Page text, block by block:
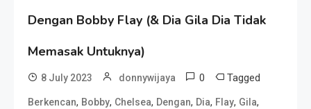
Dengan Bobby Flay (& Dia Gila Dia Tidak
Memasak Untuknya)
8 July 2023 donnywijaya 0 Tagged
Berkencan, Bobby, Chelsea, Dengan, Dia, Flay, Gila,